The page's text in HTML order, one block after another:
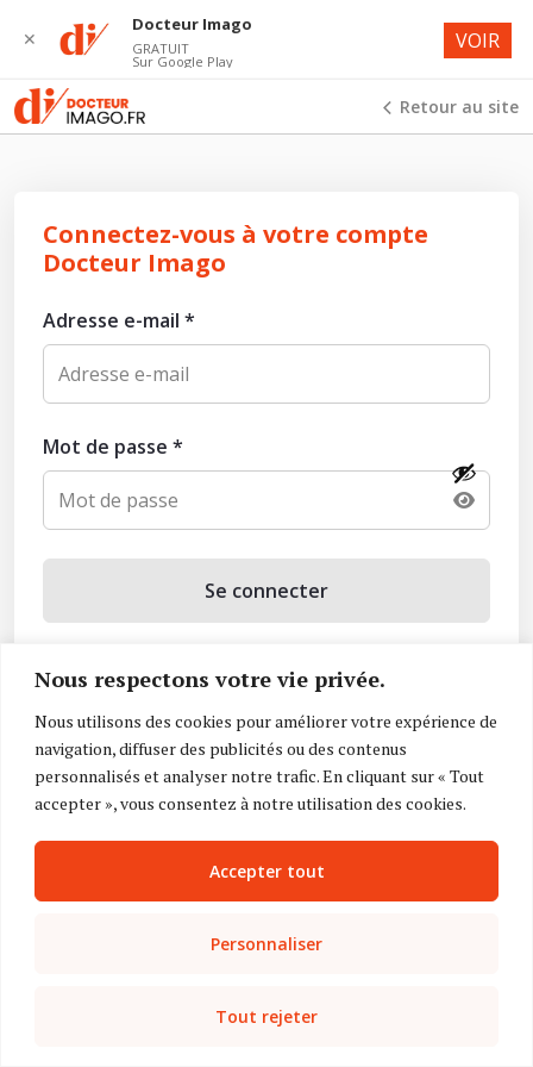
Nous respectons votre vie privée.
Nous utilisons des cookies pour améliorer votre expérience de
navigation, diffuser des publicités ou des contenus
personnalisés et analyser notre trafic. En cliquant sur « Tout
accepter », vous consentez à notre utilisation des cookies.
Personnaliser
Tout rejeter
Accepter tout
Retour au site
Connectez-vous à votre compte
Docteur Imago
Adresse e-mail *
Mot de passe *
Se connecter
Mot de passe oublié ?
Vous n’avez pas de compte ? Inscrivez-vous
✕
Docteur Imago
GRATUIT
Sur Google Play
VOIR